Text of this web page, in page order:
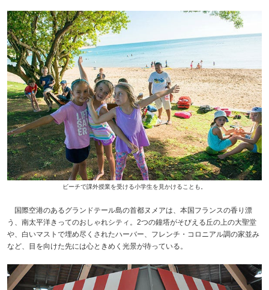
ビーチで課外授業を受ける小学生を見かけることも。
国際空港のあるグランドテール島の首都ヌメアは、本国フランスの香り漂
う、南太平洋きってのおしゃれシティ。2つの鐘塔がそびえる丘の上の大聖堂
や、白いマストで埋め尽くされたハーバー、フレンチ・コロニアル調の家並み
など、目を向けた先には心ときめく光景が待っている。